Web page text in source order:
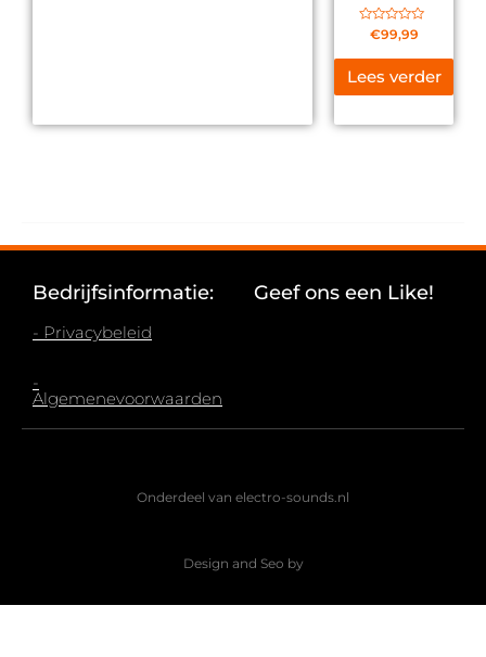
Gewaardeerd
€99,99
Lees verder
Bedrijfsinformatie:
- Privacybeleid
-
Algemenevoorwaarden
Geef ons een Like!
Onderdeel van electro-sounds.nl
Design and Seo by